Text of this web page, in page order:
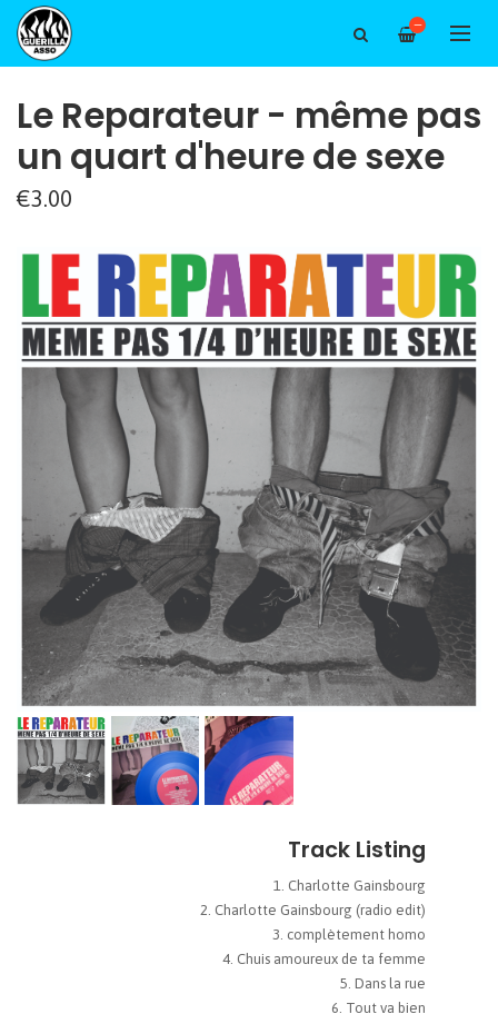
—
Le Reparateur - même pas
un quart d'heure de sexe
€3.00
Track Listing
Charlotte Gainsbourg
Charlotte Gainsbourg (radio edit)
complètement homo
Chuis amoureux de ta femme
Dans la rue
Tout va bien